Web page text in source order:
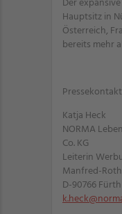
Der
Hauptsitz in
Österreich,
bereits mehr
Katja Heck
NORMA
Co. KG
Leiterin
Manfred-
D-90766 Fürth